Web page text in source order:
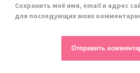
Сохранить моё имя, email и адрес
для последующих моих